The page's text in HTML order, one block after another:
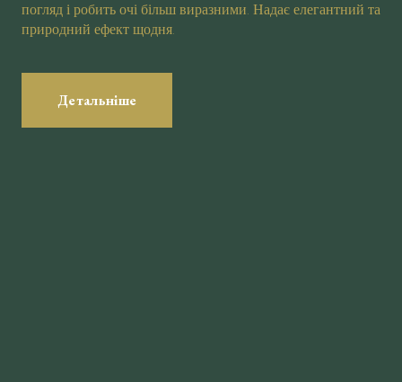
погляд і робить очі більш виразними. Надає елегантний та
природний ефект щодня.
Детальніше